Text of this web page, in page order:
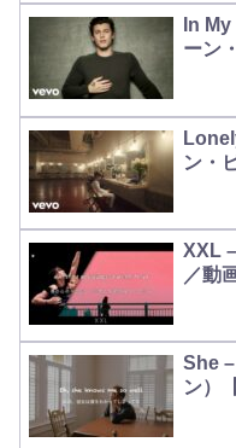
In
ーン
ン・
XXL
／動
She
ン）